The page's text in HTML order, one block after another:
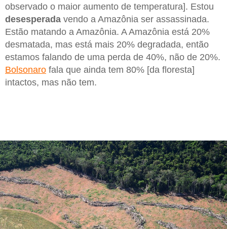
observado o maior aumento de temperatura]. Estou
desesperada vendo a Amazônia ser assassinada.
Estão matando a Amazônia. A Amazônia está 20%
desmatada, mas está mais 20% degradada, então
estamos falando de uma perda de 40%, não de 20%.
Bolsonaro fala que ainda tem 80% [da floresta]
intactos, mas não tem.